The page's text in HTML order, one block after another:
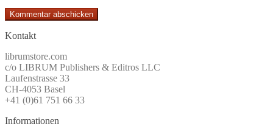
Kontakt
librumstore.com
c/o LIBRUM Publishers & Editros LLC
Laufenstrasse 33
CH-4053 Basel
+41 (0)61 751 66 33
Informationen